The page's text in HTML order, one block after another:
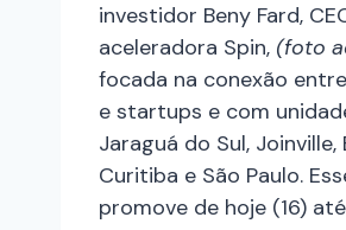
investidor Beny Fard,
aceleradora Spin, (foto
focada na conexão
e startups e com
Jaraguá do Sul, Joinville,
Curitiba e São Paulo.
promove de hoje (16)